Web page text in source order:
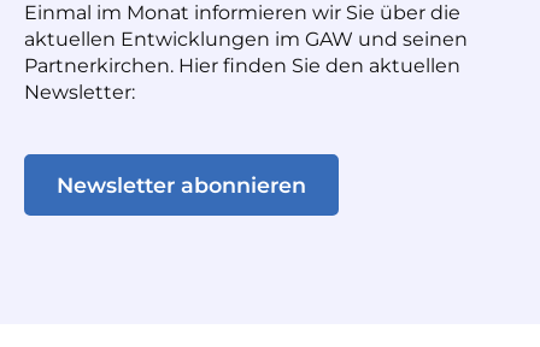
Einmal im Monat informieren wir Sie über die
aktuellen Entwicklungen im GAW und seinen
Partnerkirchen. Hier finden Sie den aktuellen
Newsletter:
Newsletter abonnieren